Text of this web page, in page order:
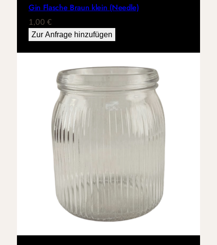
Gin Flasche Braun klein (Needle)
1,00 €
Zur Anfrage hinzufügen